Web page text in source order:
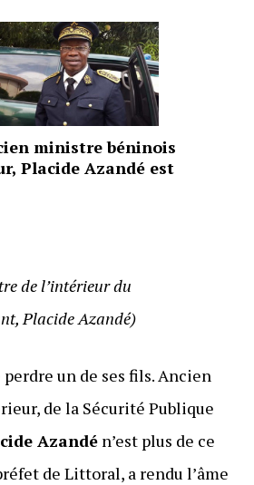
ministre béninois
Placide Azandé est
de l’intérieur du
Placide Azandé)
un de ses fils. Ancien
de la Sécurité Publique
Azandén’est plus de ce
de Littoral, a rendu l’âme